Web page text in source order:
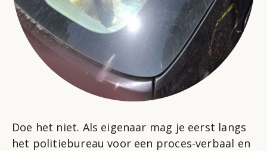
Doe het niet. Als eigenaar mag je eerst langs
het politiebureau voor een proces-verbaal en